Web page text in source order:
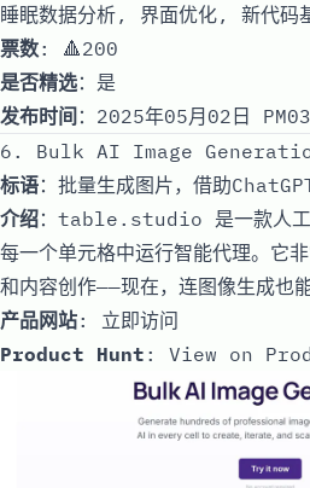
睡眠数据分析, 界面优化, 新代码
票数: 🔺200
是否精选：是
发布时间 ：2025年05月02日
6. Bulk AI Image
标语：批量生成图片，借助
介绍：table.studio 是一款人工
每一个单元格中运行智能代理。它
和内容创作——现在，连图像生成也能
产品网站: 立即访问
Product Hunt : View on